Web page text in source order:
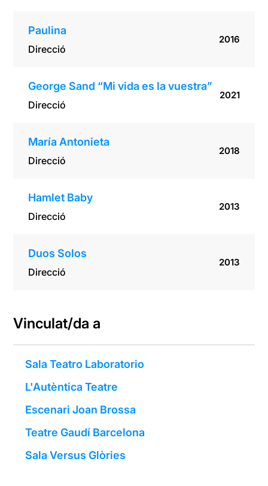
Paulina
Direcció
2016
George Sand “Mi vida es la vuestra”
Direcció
2021
María Antonieta
Direcció
2018
Hamlet Baby
Direcció
2013
Duos Solos
Direcció
2013
Vinculat/da a
Sala Teatro Laboratorio
L'Autèntica Teatre
Escenari Joan Brossa
Teatre Gaudí Barcelona
Sala Versus Glòries